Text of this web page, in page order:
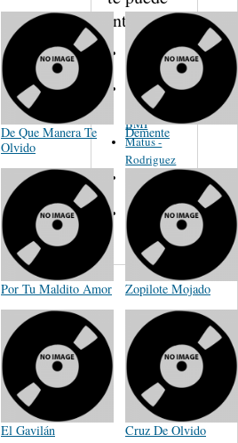
De Que Manera Te
Olvido
Demente
Por Tu Maldito Amor Zopilote Mojado
El Gavilán Cruz De Olvido
interesar...
Martinez,
Felipe
Performance
Music Co.
BMI
Matus -
Rodriguez
Carleton -
Dixon
Abreu -
Oliverira